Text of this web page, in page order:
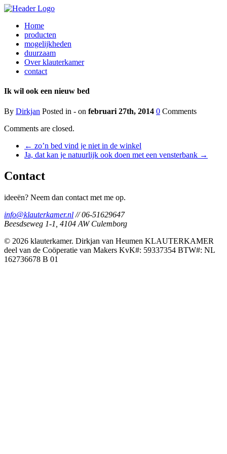
Home
producten
mogelijkheden
duurzaam
Over klauterkamer
contact
Ik wil ook een nieuw bed
By Dirkjan Posted in - on februari 27th, 2014 0 Comments
Comments are closed.
← zo’n bed vind je niet in de winkel
Ja, dat kan je natuurlijk ook doen met een vensterbank →
Contact
ideeën? Neem dan contact met me op.
info@klauterkamer.nl // 06-51629647
Beesdseweg 1-1, 4104 AW Culemborg
© 2026 klauterkamer. Dirkjan van Heumen KLAUTERKAMER
deel van de Coöperatie van Makers KvK#: 59337354 BTW#: NL
162736678 B 01